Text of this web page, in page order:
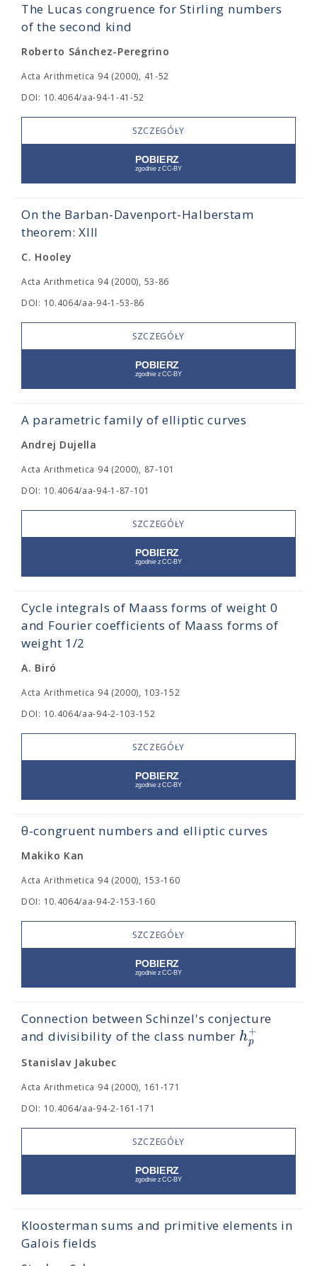
The Lucas congruence for Stirling numbers
of the second kind
Roberto Sánchez-Peregrino
Acta Arithmetica 94 (2000), 41-52
DOI: 10.4064/aa-94-1-41-52
SZCZEGÓŁY
On the Barban-Davenport-Halberstam
theorem: XIII
C. Hooley
Acta Arithmetica 94 (2000), 53-86
DOI: 10.4064/aa-94-1-53-86
SZCZEGÓŁY
A parametric family of elliptic curves
Andrej Dujella
Acta Arithmetica 94 (2000), 87-101
DOI: 10.4064/aa-94-1-87-101
SZCZEGÓŁY
Cycle integrals of Maass forms of weight 0
and Fourier coefficients of Maass forms of
weight 1/2
A. Biró
Acta Arithmetica 94 (2000), 103-152
DOI: 10.4064/aa-94-2-103-152
SZCZEGÓŁY
θ-congruent numbers and elliptic curves
Makiko Kan
Acta Arithmetica 94 (2000), 153-160
DOI: 10.4064/aa-94-2-153-160
SZCZEGÓŁY
Connection between Schinzel's conjecture
and divisibility of the class number h+
p
Stanislav Jakubec
Acta Arithmetica 94 (2000), 161-171
DOI: 10.4064/aa-94-2-161-171
SZCZEGÓŁY
Kloosterman sums and primitive elements in
Galois fields